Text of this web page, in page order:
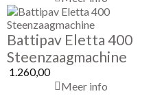
Battipav Eletta 400
Steenzaagmachine
1.260,00
Meer info